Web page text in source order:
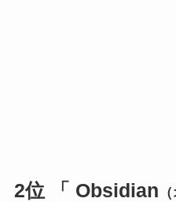
2位 「 Obsidian